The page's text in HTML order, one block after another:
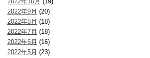
2022年9月 (20)
2022年8月 (18)
2022年7月 (18)
2022年6月 (16)
2022年5月 (23)